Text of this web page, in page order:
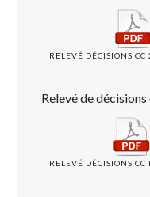
RELEVÉ DÉCISIONS
Relevé de
RELEVÉ DÉCISIONS